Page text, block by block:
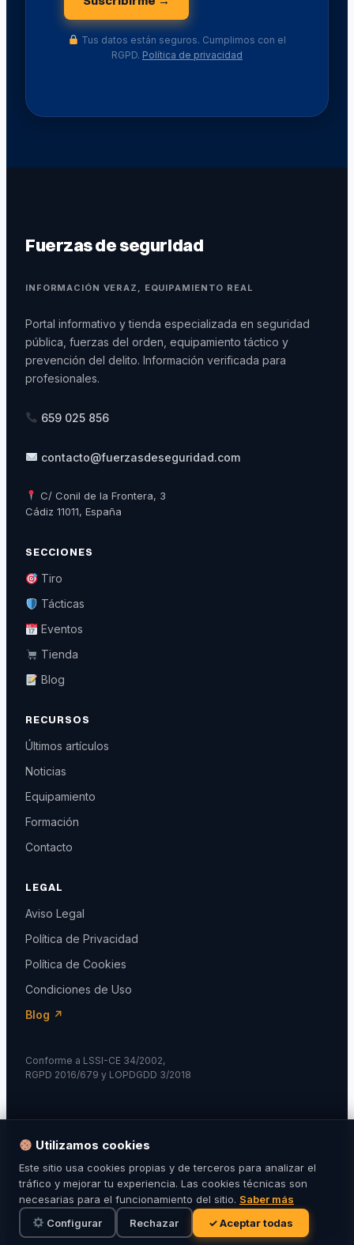
Tus datos están seguros. Cumplimos con el
RGPD. Política de privacidad
Fuerzas de seguridad
INFORMACIÓN VERAZ, EQUIPAMIENTO REAL
Portal informativo y tienda especializada en seguridad
pública, fuerzas del orden, equipamiento táctico y
prevención del delito. Información verificada para
profesionales.
659 025 856
contacto@fuerzasdeseguridad.com
C/ Conil de la Frontera, 3
Cádiz 11011, España
SECCIONES
Tiro
Tácticas
Eventos
Tienda
Blog
RECURSOS
Últimos artículos
Noticias
Equipamiento
Formación
Contacto
LEGAL
Aviso Legal
Política de Privacidad
Política de Cookies
Condiciones de Uso
Blog ↗
Conforme a LSSI-CE 34/2002,
RGPD 2016/679 y LOPDGDD 3/2018
© 2024 Fuerzas de Seguridad. Todos los derechos
reservados.
Karma Studio
Utilizamos cookies
Este sitio usa cookies propias y de terceros para analizar el
tráfico y mejorar tu experiencia. Las cookies técnicas son
necesarias para el funcionamiento del sitio. Saber más
Configurar
Rechazar ✓ Aceptar todas